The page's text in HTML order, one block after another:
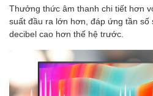
Thưởng thức âm thanh chi tiết hơn
suất đầu ra lớn hơn, đáp ứng tần
decibel cao hơn thế hệ trước.